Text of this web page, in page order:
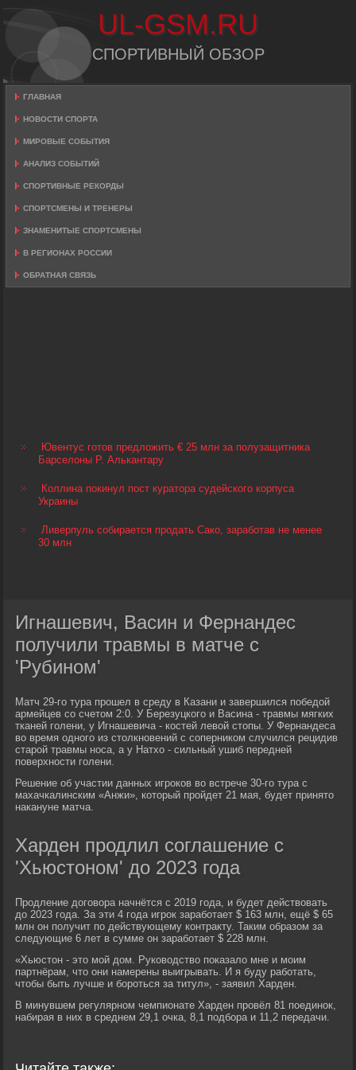
UL-GSM.RU
СПОРТИВНЫЙ ОБЗОР
ГЛАВНАЯ
НОВОСТИ СПОРТА
МИРОВЫЕ СОБЫТИЯ
АНАЛИЗ СОБЫТИЙ
СПОРТИВНЫЕ РЕКОРДЫ
СПОРТСМЕНЫ И ТРЕНЕРЫ
ЗНАМЕНИТЫЕ СПОРТСМЕНЫ
В РЕГИОНАХ РОССИИ
ОБРАТНАЯ СВЯЗЬ
Ювентус готов предложить € 25 млн за полузащитника
Барселоны Р. Алькантару
Коллина покинул пост куратора судейского корпуса
Украины
Ливерпуль собирается продать Сако, заработав не менее
30 млн
Игнашевич, Васин и Фернандес
получили травмы в матче с
'Рубином'
Матч 29-го тура прошел в среду в Казани и завершился победой
армейцев со счетом 2:0. У Березуцкого и Васина - травмы мягких
тканей голени, у Игнашевича - костей левой стопы. У Фернандеса
во время одного из столкновений с соперником случился рецидив
старой травмы носа, а у Натхо - сильный ушиб передней
поверхности голени.
Решение об участии данных игроков во встрече 30-го тура с
махачкалинским «Анжи», который пройдет 21 мая, будет принято
накануне матча.
Харден продлил соглашение с
'Хьюстоном' до 2023 года
Продление договора начнётся с 2019 года, и будет действовать
до 2023 года. За эти 4 года игрок заработает $ 163 млн, ещё $ 65
млн он получит по действующему контракту. Таким образом за
следующие 6 лет в сумме он заработает $ 228 млн.
«Хьюстон - это мой дом. Руководство показало мне и моим
партнёрам, что они намерены выигрывать. И я буду работать,
чтобы быть лучше и бороться за титул», - заявил Харден.
В минувшем регулярном чемпионате Харден провёл 81 поединок,
набирая в них в среднем 29,1 очка, 8,1 подбора и 11,2 передачи.